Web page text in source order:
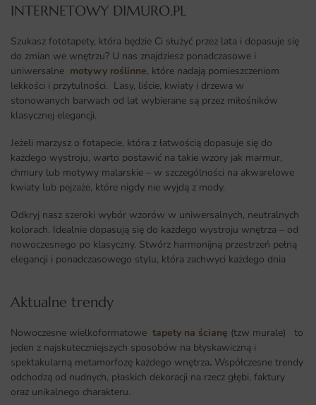
INTERNETOWY DIMURO.PL​
Szukasz fototapety, która będzie Ci służyć przez lata i dopasuje się
do zmian we wnętrzu? U nas znajdziesz ponadczasowe i
uniwersalne motywy roślinne, które nadają pomieszczeniom
lekkości i przytulności. Lasy, liście, kwiaty i drzewa w
stonowanych barwach od lat wybierane są przez miłośników
klasycznej elegancji.
Jeżeli marzysz o fotapecie, która z łatwością dopasuje się do
każdego wystroju, warto postawić na takie wzory jak marmur,
chmury lub motywy malarskie – w szczególności na akwarelowe
kwiaty lub pejzaże, które nigdy nie wyjdą z mody.
Odkryj nasz szeroki wybór wzorów w uniwersalnych, neutralnych
kolorach. Idealnie dopasują się do każdego wystroju wnętrza – od
nowoczesnego po klasyczny. Stwórz harmonijną przestrzeń pełną
elegancji i ponadczasowego stylu, która zachwyci każdego dnia
Aktualne trendy​
Nowoczesne wielkoformatowe tapety na ścianę (tzw murale) to
jeden z najskuteczniejszych sposobów na błyskawiczną i
spektakularną metamorfozę każdego wnętrza. Współczesne trendy
odchodzą od nudnych, płaskich dekoracji na rzecz głębi, faktury
oraz unikalnego charakteru.